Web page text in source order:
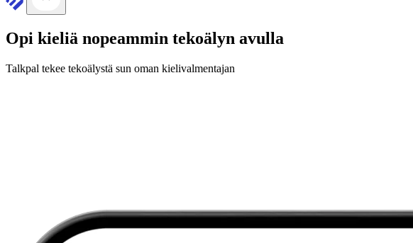
Opi kieliä nopeammin tekoälyn avulla
Talkpal tekee tekoälystä sun oman kielivalmentajan